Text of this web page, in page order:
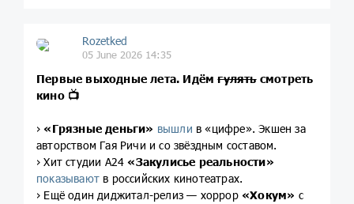
Rozetked
05 June 2026 14:35
Первые выходные лета. Идёмгулятьсмотреть
кино 📺
›«Грязные деньги» вышли в «цифре». Экшен за
авторством Гая Ричи и со звёздным составом.
› Хит студии A24«Закулисье реальности»
показывают в российских кинотеатрах.
› Ещё один диджитал-релиз — хоррор «Хокум» с